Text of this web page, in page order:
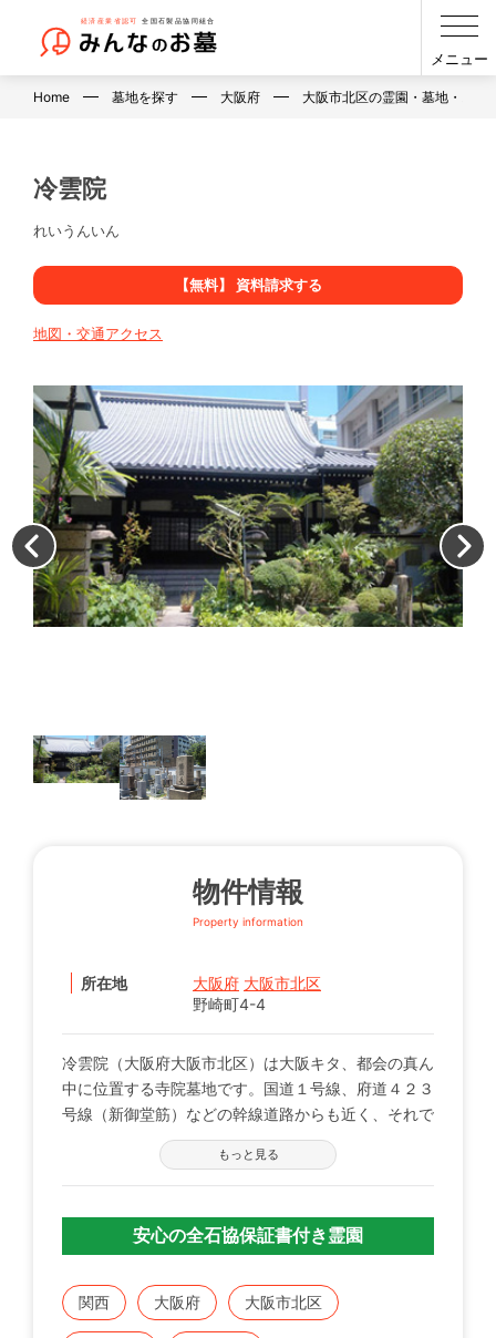
メニュー
Home 墓地を探す 大阪府 大阪市北区の霊園・墓地・お墓
冷雲院
れいうんいん
【無料】 資料請求する
地図・交通アクセス
物件情報
Property information
所在地 大阪府 大阪市北区
野崎町4-4
冷雲院（大阪府大阪市北区）は大阪キタ、都会の真ん
中に位置する寺院墓地です。国道１号線、府道４２３
号線（新御堂筋）などの幹線道路からも近く、それで
いて閑静な周辺環境は、お参りに最適。地下鉄「扇
町」駅、「南森町」駅から徒歩約７分と、電車でのア
クセスにも優れています。
冷雲院が建立されたのは、今から４００年以上前のこ
とです。明治４１年に大阪市北区を襲った大火、太平
を免れ現在に至ります。
もっと見る
安心の全石協保証書付き霊園
関西 大阪府 大阪市北区